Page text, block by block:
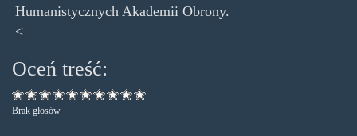
Humanistycznych Akademii Obrony.
<
Oceń treść:
Brak głosów